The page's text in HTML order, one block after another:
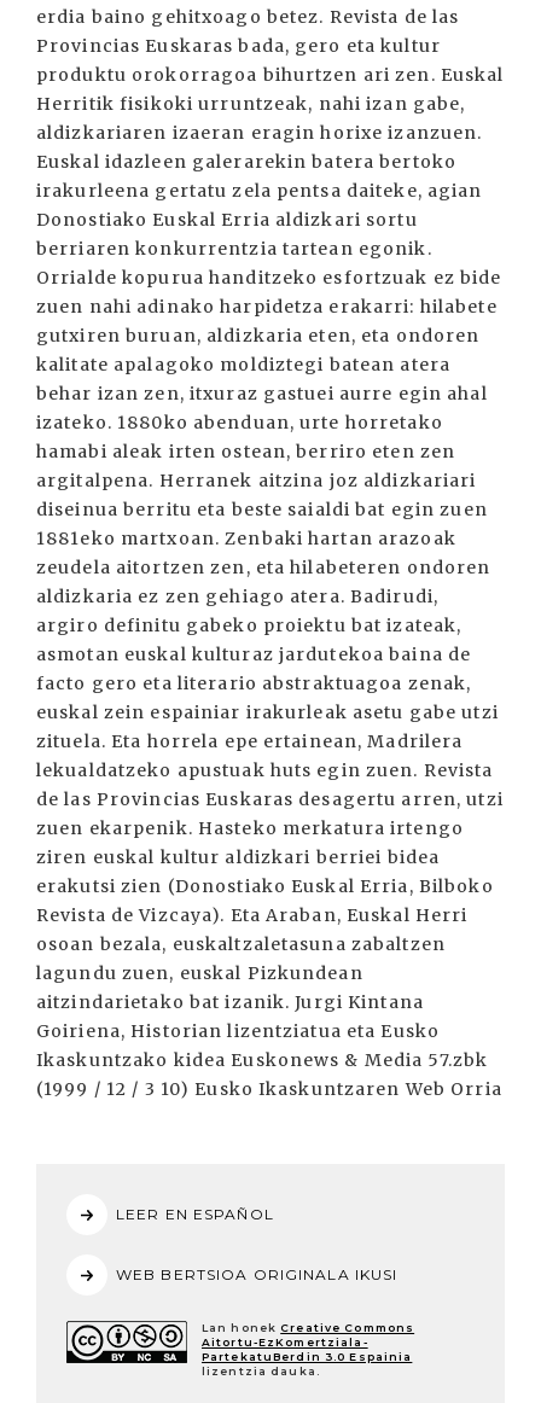
erdia baino gehitxoago betez. Revista de las
Provincias Euskaras bada, gero eta kultur
produktu orokorragoa bihurtzen ari zen. Euskal
Herritik fisikoki urruntzeak, nahi izan gabe,
aldizkariaren izaeran eragin horixe izanzuen.
Euskal idazleen galerarekin batera bertoko
irakurleena gertatu zela pentsa daiteke, agian
Donostiako Euskal Erria aldizkari sortu
berriaren konkurrentzia tartean egonik.
Orrialde kopurua handitzeko esfortzuak ez bide
zuen nahi adinako harpidetza erakarri: hilabete
gutxiren buruan, aldizkaria eten, eta ondoren
kalitate apalagoko moldiztegi batean atera
behar izan zen, itxuraz gastuei aurre egin ahal
izateko. 1880ko abenduan, urte horretako
hamabi aleak irten ostean, berriro eten zen
argitalpena. Herranek aitzina joz aldizkariari
diseinua berritu eta beste saialdi bat egin zuen
1881eko martxoan. Zenbaki hartan arazoak
zeudela aitortzen zen, eta hilabeteren ondoren
aldizkaria ez zen gehiago atera. Badirudi,
argiro definitu gabeko proiektu bat izateak,
asmotan euskal kulturaz jardutekoa baina de
facto gero eta literario abstraktuagoa zenak,
euskal zein espainiar irakurleak asetu gabe utzi
zituela. Eta horrela epe ertainean, Madrilera
lekualdatzeko apustuak huts egin zuen. Revista
de las Provincias Euskaras desagertu arren, utzi
zuen ekarpenik. Hasteko merkatura irtengo
ziren euskal kultur aldizkari berriei bidea
erakutsi zien (Donostiako Euskal Erria, Bilboko
Revista de Vizcaya). Eta Araban, Euskal Herri
osoan bezala, euskaltzaletasuna zabaltzen
lagundu zuen, euskal Pizkundean
aitzindarietako bat izanik. Jurgi Kintana
Goiriena, Historian lizentziatua eta Eusko
Ikaskuntzako kidea Euskonews & Media 57.zbk
(1999 / 12 / 3 10) Eusko Ikaskuntzaren Web Orria
LEER EN ESPAÑOL
WEB BERTSIOA ORIGINALA IKUSI
Lan honek Creative Commons
Aitortu-EzKomertziala-
PartekatuBerdin 3.0 Espainia
lizentzia dauka.